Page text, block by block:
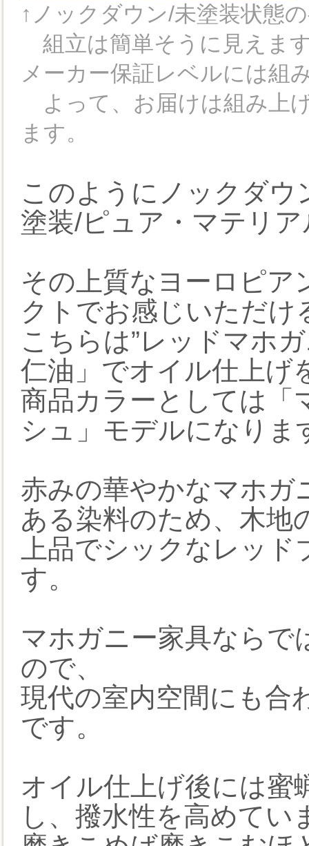
↑ノックダウン/未塗装状態
組立は簡単そうに見えま
メーカー保証レベルには組
よって、お届けは組み上
ます。
このようにノックダウ
塗装/ピュア・マテリ
その上質なヨーロピア
クトでお感じいただけ
こちらは”レッドマホ
仁油」でオイル仕上げ
商品カラーとしては「
シュ」モデルになりま
赤みの華やかなマホガ
ある染料のため、木地
上品でシックなレッ
す。
マホガニー家具ならで
ので、
現代の室内空間にも合
です。
オイル仕上げ後には蜜
し、撥水性を高めてい